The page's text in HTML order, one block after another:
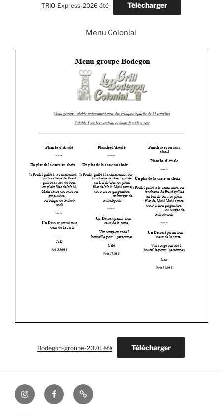
TRIO-Express-2026 été Télécharger
Menu Colonial
Bodegon-groupe-2026 été Télécharger
instagramFacebookMentions
Légales